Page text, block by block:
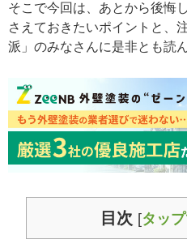
そこで今回は、あとから後悔
さえておきたいポイントと、
派」のみなさんに是非とも読
目次 [タッ